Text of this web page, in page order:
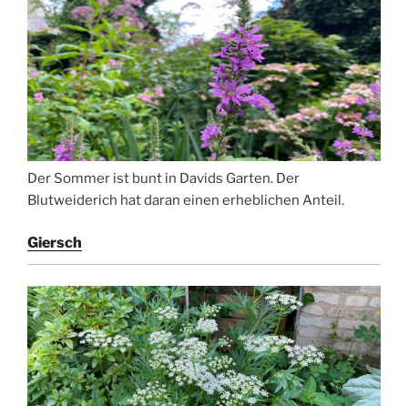
Der Sommer ist bunt in Davids Garten. Der
Blutweiderich hat daran einen erheblichen Anteil.
Giersch